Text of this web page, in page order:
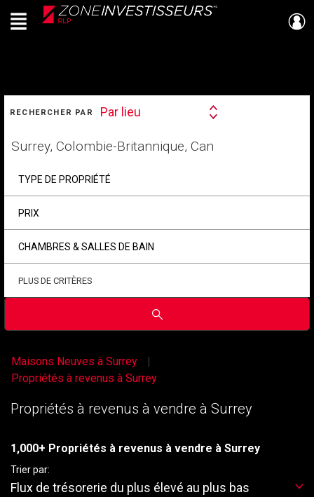
Live
En Direct
Menu
RECHERCHER PAR
Search
Par lieu
votre
TYPE DE PROPRIÉTÉ
PRIX
CHAMBRES & SALLES DE BAIN
PLUS DE CRITÈRES
Soumettre
Maisons Neuves à Surrey
Propriétés à revenus à Surrey
Propriétés à revenus à vendre à Surrey
1,000+ Propriétés à revenus à vendre à Surrey
Trier par:
Flux de trésorerie du plus élevé au plus bas